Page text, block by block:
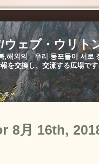
ウェブ・ウリト
,해외의 우리 동포들이 서로
を交換し、交流する広場で
8月 16th,